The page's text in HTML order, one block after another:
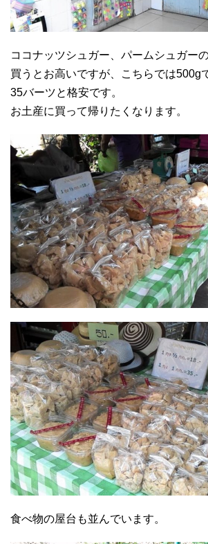
ココナッツシュガー、パームシュガー
買うとお高いですが、こちらでは500g
35バーツと格安です。
お土産に買って帰りたくなります。
食べ物の屋台も並んでいます。